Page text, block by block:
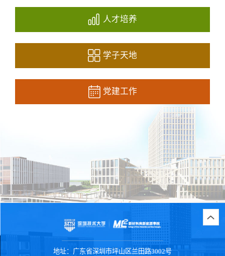
人才培养
学子天地
党建工作
地址： 广东省深圳市坪山区兰田路3002号